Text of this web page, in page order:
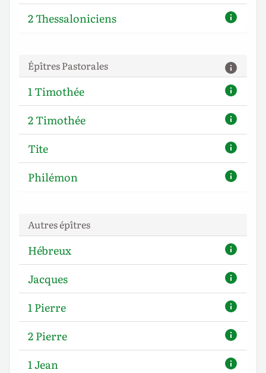
2 Thessaloniciens
Épîtres Pastorales
1 Timothée
2 Timothée
Tite
Philémon
Autres épîtres
Hébreux
Jacques
1 Pierre
2 Pierre
1 Jean